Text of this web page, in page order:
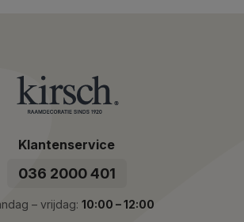
Klantenservice
036 2000 401
– vrijdag: 10:00 – 12:00